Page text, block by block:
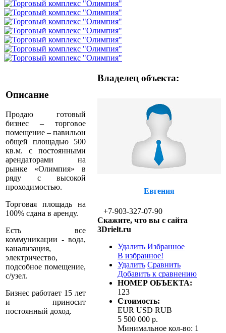
Описание
Продаю готовый
бизнес – торговое
помещение – павильон
общей площадью 500
кв.м. с постоянными
арендаторами на
рынке «Олимпия» в
ряду с высокой
проходимостью.
Торговая площадь на
100% сдана в аренду.
Есть все
коммуникации - вода,
канализация,
электричество,
подсобное помещение,
с/узел.
Бизнес работает 15 лет
и приносит
постоянный доход.
Владелец объекта:
Евгения
+7-903-327-07-90
Скажите, что вы с сайта
3Drielt.ru
Удалить Избранное
В избранное!
Удалить Сравнить
Добавить к сравнению
НОМЕР ОБЪЕКТА:
123
Стоимость:
EUR USD RUB
5 500 000 р.
Минимальное кол-во: 1